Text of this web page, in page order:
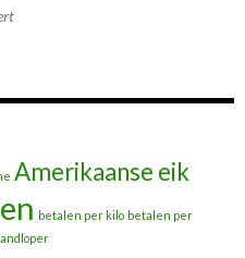
Amerikaanse eik
betalen per kilo betalen per